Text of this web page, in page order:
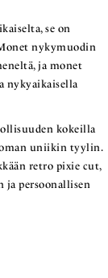
se on
nykymuodin
ja monet
nykyaikaisella
kokeilla
uniikin tyylin.
retro pixie cut,
ja persoonallisen